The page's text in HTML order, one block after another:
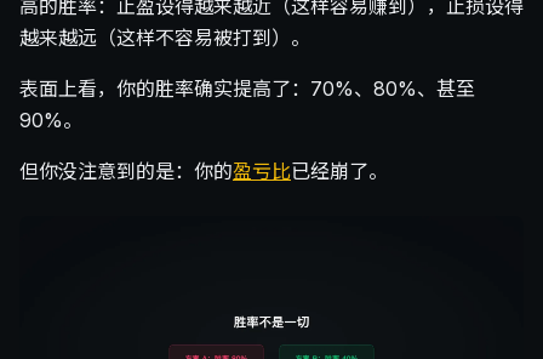
高的胜率：止盈设得越来越近（这样容易赚到），止损设得
越来越远（这样不容易被打到）。
表面上看，你的胜率确实提高了：70%、80%、甚至
90%。
但你没注意到的是：你的盈亏比已经崩了。